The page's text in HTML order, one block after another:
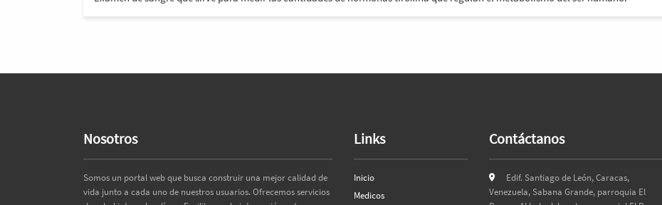
Nosotros
Somos un portal web que busca construir una mejor calidad de
vida junto a cada uno de nuestros usuarios. Ofrecemos servicios
Links
Inicio
Medicos
Contáctanos
Edif. Santiago de León, Caracas,
Venezuela, Sabana Grande, parroquia El